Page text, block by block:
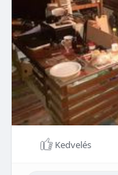
Kedvelés